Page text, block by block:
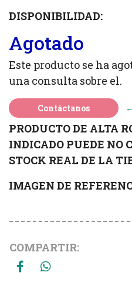
DISPONIBILIDAD:
Agotado
Este producto se ha
una consulta sobre el.
Contáctanos
PRODUCTO DE ALTA
INDICADO PUEDE NO
STOCK REAL DE LA
IMAGEN DE
COMPARTIR: